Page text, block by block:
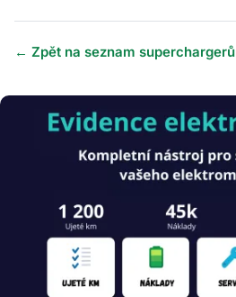
← Zpět na seznam superchargerů
Obrázek